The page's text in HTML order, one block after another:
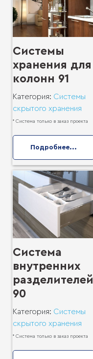
Системы
хранения для
колонн 91
Категория: Системы
скрытого хранения
* Система только в заказ проекта
Подробнее...
Система
внутренних
разделителей
90
Категория: Системы
скрытого хранения
* Система только в заказ проекта